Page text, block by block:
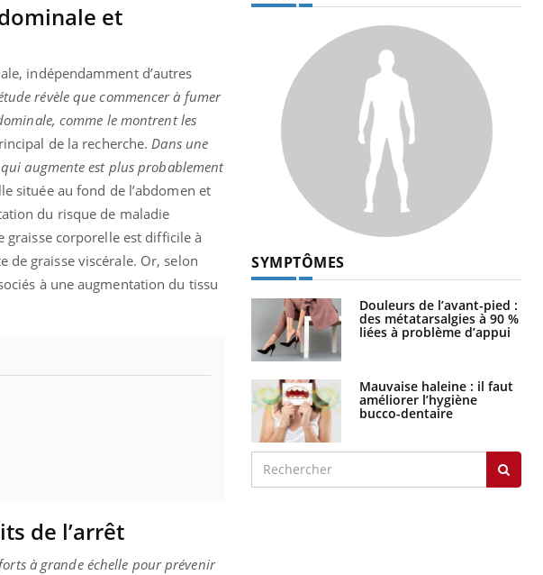
et
indépendamment d’autres
révèle que commencer à fumer
comme le montrent les
de la recherche.Dans une
augmente est plus probablement
située au fond de l’abdomen et
du risque de maladie
graisse corporelle est difficile à
graisse viscérale. Or, selon
à une augmentation du tissu
de l’arrêt
à grande échelle pour prévenir
SYMPTÔMES
Douleurs de l’avant-pied :
des métatarsalgies à 90 %
liées à problème d’appui
Mauvaise haleine : il faut
améliorer l’hygiène
bucco-dentaire